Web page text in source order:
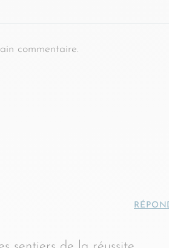
commentaire.